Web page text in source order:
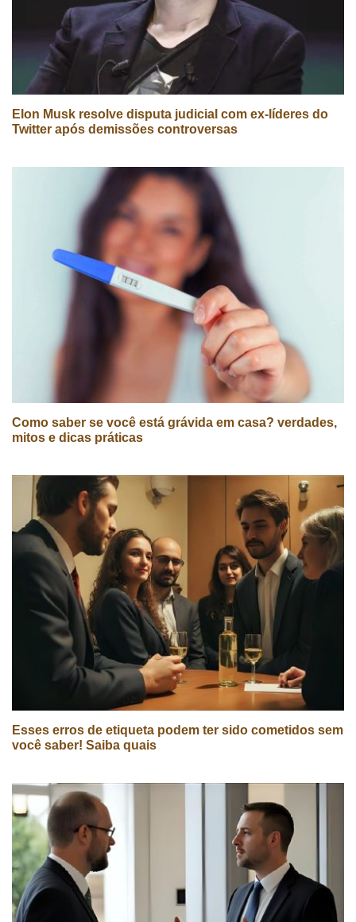
Elon Musk resolve disputa judicial com ex-líderes do
Twitter após demissões controversas
Como saber se você está grávida em casa? verdades,
mitos e dicas práticas
Esses erros de etiqueta podem ter sido cometidos sem
você saber! Saiba quais